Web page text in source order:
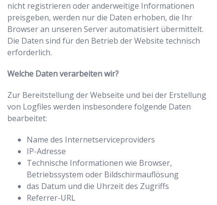
nicht registrieren oder anderweitige Informationen
preisgeben, werden nur die Daten erhoben, die Ihr
Browser an unseren Server automatisiert übermittelt.
Die Daten sind für den Betrieb der Website technisch
erforderlich.
Welche Daten verarbeiten wir?
Zur Bereitstellung der Webseite und bei der Erstellung
von Logfiles werden insbesondere folgende Daten
bearbeitet:
Name des Internetserviceproviders
IP-Adresse
Technische Informationen wie Browser,
Betriebssystem oder Bildschirmauflösung
das Datum und die Uhrzeit des Zugriffs
Referrer-URL